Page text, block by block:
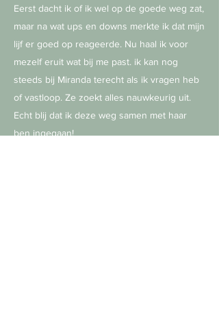
Eerst dacht ik of ik wel op de goede weg zat,
maar na wat ups en downs merkte ik dat mijn
lijf er goed op reageerde. Nu haal ik voor
mezelf eruit wat bij me past. ik kan nog
steeds bij Miranda terecht als ik vragen heb
of vastloop. Ze zoekt alles nauwkeurig uit.
Echt blij dat ik deze weg samen met haar
ben ingegaan!